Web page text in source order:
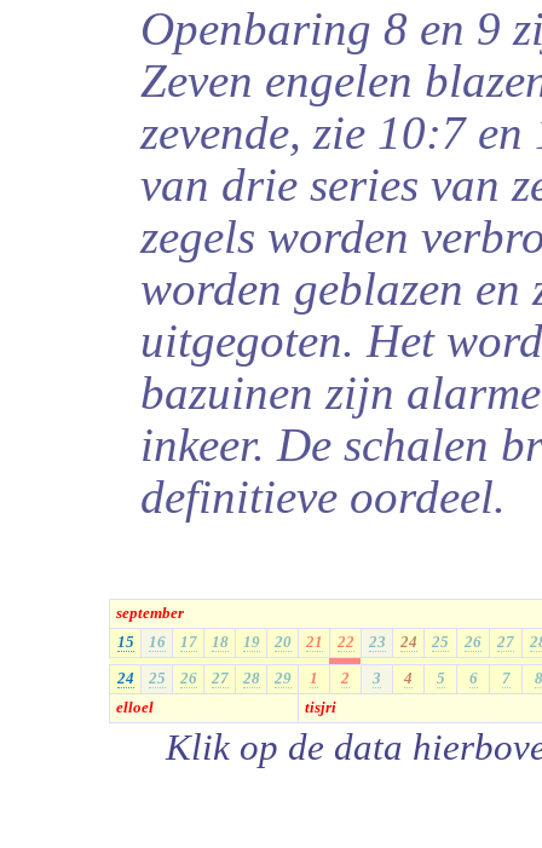
Openbaring 8 en 9
Zeven engelen
zevende, zie 10:7
van drie series van
zegels worden
worden geblazen en
uitgegoten. Het
bazuinen zijn
inkeer. De schalen
definitieve oordeel.
september
15
16 17 18 19 20 21 22 23 24 25 26 27
24 25 26 27 28 29 1 2 3 4 5 6 7
8
elloel
tisjri
Klik op de data